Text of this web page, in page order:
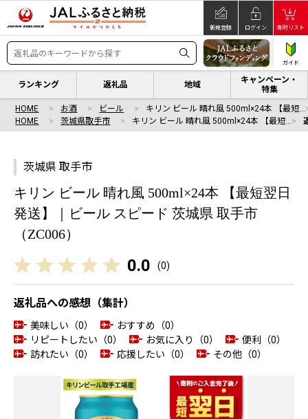
新規登録 ログイン 寄附リスト
ガイド
ランキング 返礼品 地域
キャンペーン・
特集
HOME お酒 ビール
キリン ビール 晴れ風 500ml×24本 【最短…
HOME
茨城県取手市 キリン ビール 晴れ風 500ml×24本 【最短…
茨城県 取手市
キリン ビール 晴れ風 500ml×24本 【最短翌日
発送】｜ビール スピード 茨城県 取手市
（ZC006）
0.0 (0)
返礼品への感想（集計）
美味しい（0）
おすすめ（0）
リピートしたい（0）
お気に入り（0）
便利（0）
訪れたい（0）
応援したい（0） その他（0）